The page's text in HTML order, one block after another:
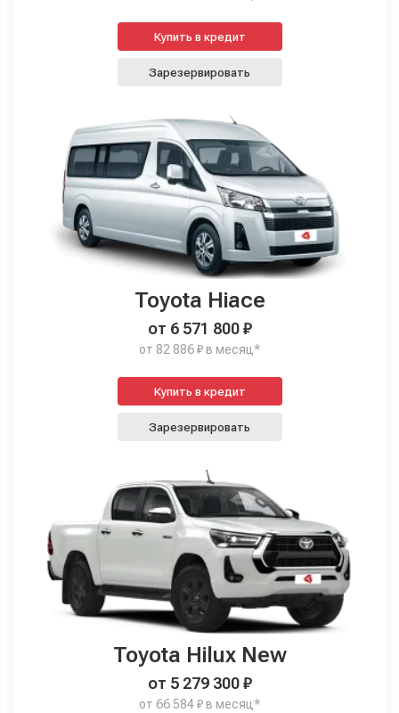
Купить в кредит
Зарезервировать
Toyota Hiace
от 6 571 800 ₽
от 82 886 ₽ в месяц*
Купить в кредит
Зарезервировать
Toyota Hilux New
от 5 279 300 ₽
от 66 584 ₽ в месяц*